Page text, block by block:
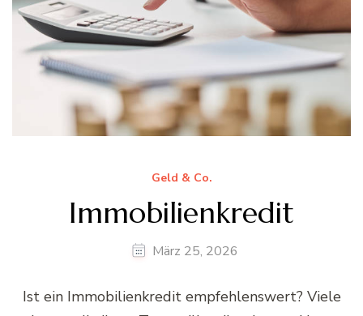
Geld & Co.
Immobilienkredit
März 25, 2026
Ist ein Immobilienkredit empfehlenswert? Viele